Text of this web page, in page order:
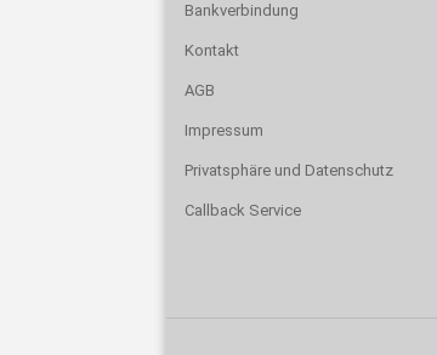
Bankverbindung
Kontakt
AGB
Impressum
Privatsphäre und Datenschutz
Callback Service